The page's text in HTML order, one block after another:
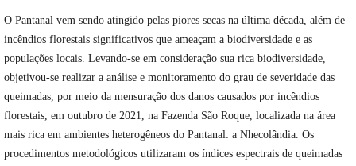
O Pantanal vem sendo atingido pelas piores secas na última década, além de
incêndios florestais significativos que ameaçam a biodiversidade e as
populações locais. Levando-se em consideração sua rica biodiversidade,
objetivou-se realizar a análise e monitoramento do grau de severidade das
queimadas, por meio da mensuração dos danos causados por incêndios
florestais, em outubro de 2021, na Fazenda São Roque, localizada na área
mais rica em ambientes heterogêneos do Pantanal: a Nhecolândia. Os
procedimentos metodológicos utilizaram os índices espectrais de queimadas